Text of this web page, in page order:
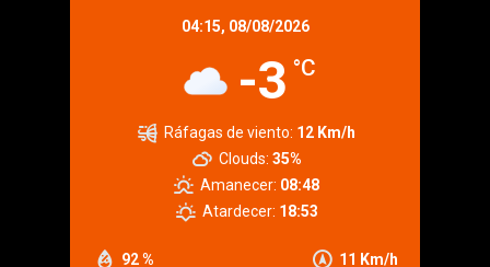
04:15, 08/08/2026
-3 °C
92 % 11 Km/h
Ráfagas de viento: 12 Km/h
Clouds: 35%
Amanecer: 08:48
Atardecer: 18:53